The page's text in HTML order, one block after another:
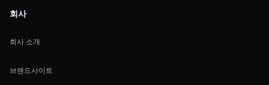
회사
회사 소개
브랜드사이트